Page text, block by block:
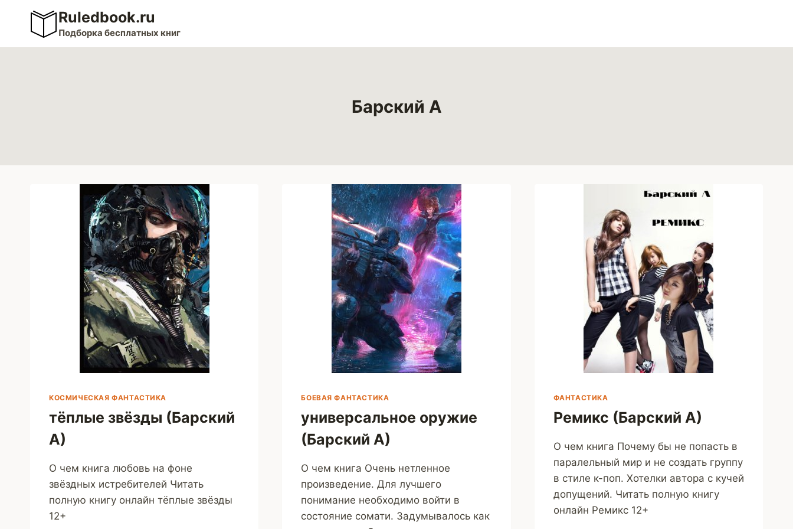
Перейти
содержимому
Ruledbook.ru
Подборка бесплатных книг
Барский А
КОСМИЧЕСКАЯ ФАНТАСТИКА
тёплые звёзды (Барский
А)
О чем книга любовь на фоне
звёздных истребителей Читать
полную книгу онлайн тёплые звёзды
12+
БОЕВАЯ ФАНТАСТИКА
универсальное оружие
(Барский А)
О чем книга Очень нетленное
произведение. Для лучшего
понимание необходимо войти в
состояние сомати. Задумывалось как
ФАНТАСТИКА
Ремикс (Барский А)
О чем книга Почему бы не попасть в
паралельный мир и не создать группу
в стиле к-поп. Хотелки автора с кучей
допущений. Читать полную книгу
онлайн Ремикс 12+